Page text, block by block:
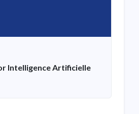
Intelligence Artificielle